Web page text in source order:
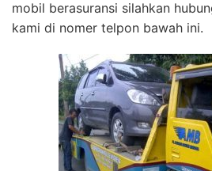
mobil berasuransi silahkan
kami di nomer telpon bawah ini.